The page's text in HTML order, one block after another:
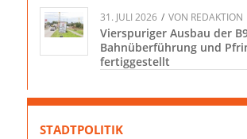
31. JULI 2026 / VON REDAKTION
Vierspuriger Ausbau der
Bahnüberführung und
fertiggestellt
STADTPOLITIK